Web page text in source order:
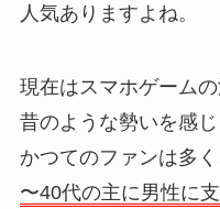
人気ありますよね。
現在はスマホゲーム
昔のような勢いを感じ
かつてのファンは多く
〜40代の主に男性に